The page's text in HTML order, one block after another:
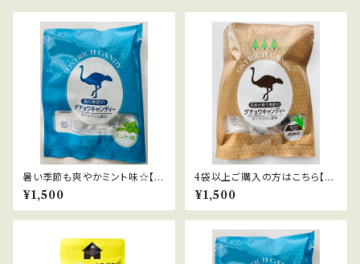
暑い季節も爽やかミント味☆【1
袋〜3袋・ネコポス対応】パワー
アップバージョン風の季節のダ
チョウキャンディー・ミント味
¥1,500
4袋以上ご購入の方はこちら【黒
糖味・花粉対策＋】 パワーアップ
バージョン花粉が舞う季節のダ
チョウキャンディー・黒糖味
¥1,500